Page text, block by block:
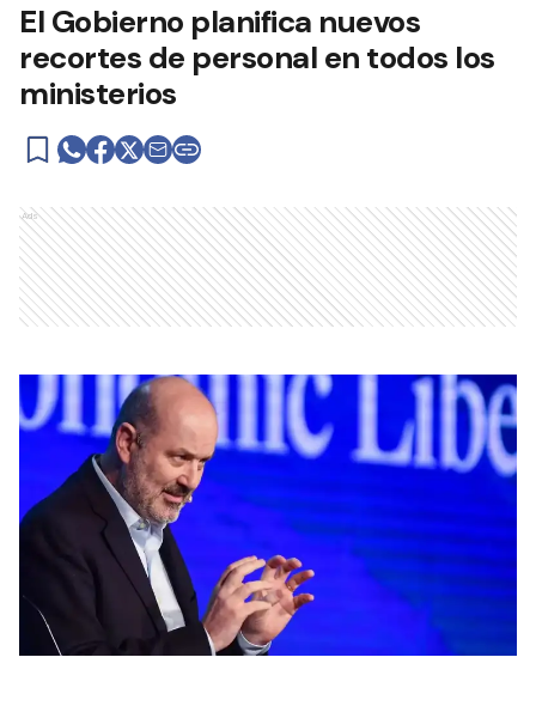
El Gobierno planifica nuevos
recortes de personal en todos los
ministerios
Ads